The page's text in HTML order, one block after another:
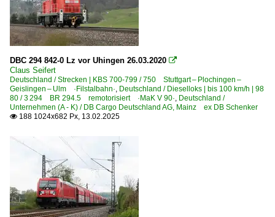
DBC 294 842-0 Lz vor Uhingen 26.03.2020 
Claus Seifert
Deutschland / Strecken | KBS 700-799 / 750 Stuttgart – Plochingen –
Geislingen – Ulm ·Filstalbahn·, Deutschland / Dieselloks | bis 100 km/h | 98
80 / 3 294 BR 294.5 remotorisiert ·MaK V 90·, Deutschland /
Unternehmen (A - K) / DB Cargo Deutschland AG, Mainz ex DB Schenker
 188 1024x682 Px, 13.02.2025